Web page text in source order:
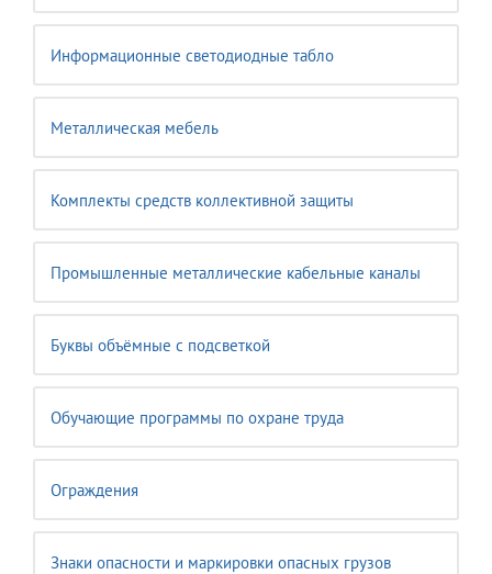
Информационные светодиодные табло
Металлическая мебель
Комплекты средств коллективной защиты
Промышленные металлические кабельные каналы
Буквы объёмные с подсветкой
Обучающие программы по охране труда
Ограждения
Знаки опасности и маркировки опасных грузов